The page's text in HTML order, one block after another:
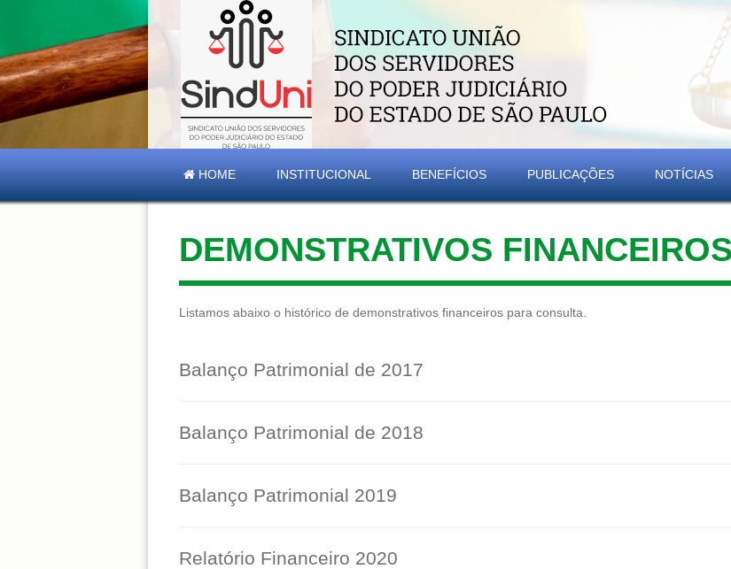
HOME INSTITUCIONAL BENEFÍCIOS PUBLICAÇÕES NOTÍCIAS
DEMONSTRATIVOS FINANCEIROS
Listamos abaixo o histórico de demonstrativos financeiros para consulta.
Balanço Patrimonial de 2017
Balanço Patrimonial de 2018
Balanço Patrimonial 2019
Relatório Financeiro 2020